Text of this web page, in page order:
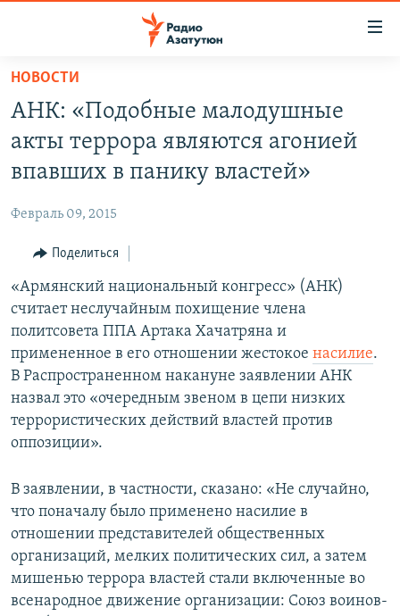
Перейти
основному
содержанию
основной
навигации
Перейти
поиску
ПОЛИТИКА
ЭКОНОМИКА
РЕГИОН
НАГОРНЫЙ КАРАБАХ
СПОРТ
АРХИВ
Հայերեն
Русский
Все сайты Радио Азатутюн
НОВОСТИ
АНК: «Подобные малодушные
акты террора являются агонией
впавших в панику властей»
Февраль 09, 2015
Поделиться
«Армянский национальный конгресс» (АНК)
считает неслучайным похищение члена
политсовета ППА Артака Хачатряна и
примененное в его отношении жестокое насилие.
В Распространенном накануне заявлении АНК
назвал это «очередным звеном в цепи низких
террористических действий властей против
оппозиции».
В заявлении, в частности, сказано: «Не случайно,
что поначалу было применено насилие в
отношении представителей общественных
организаций, мелких политических сил, а затем
мишенью террора властей стали включенные во
всенародное движение организации: Союз воинов-